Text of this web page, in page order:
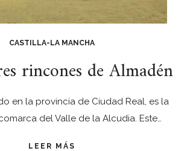
CASTILLA-LA MANCHA
rincones de Almadén
en la provincia de Ciudad Real, es la
del Valle de la Alcudia. Este…
LEER MÁS